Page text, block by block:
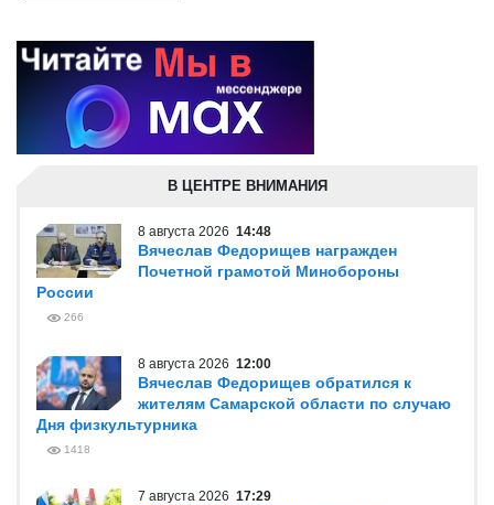
В ЦЕНТРЕ ВНИМАНИЯ
8 августа 2026 14:48
Вячеслав Федорищев награжден
Почетной грамотой Минобороны
России
266
8 августа 2026 12:00
Вячеслав Федорищев обратился к
жителям Самарской области по случаю
Дня физкультурника
1418
7 августа 2026 17:29